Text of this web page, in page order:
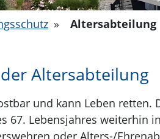
» Altersabteilung
Altersabteilung
und kann Leben retten.
67. Lebensjahres weiterhin
oder Alters-/